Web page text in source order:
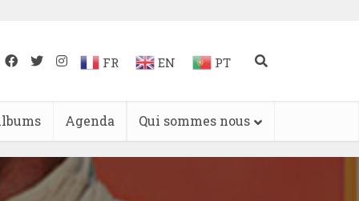
FR EN PT
Agenda Qui sommes nous